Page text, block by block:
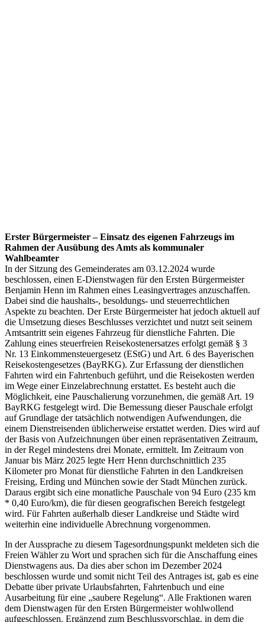
Erster Bürgermeister – Einsatz des eigenen Fahrzeugs im
Rahmen der Ausübung des Amts als kommunaler
Wahlbeamter
In der Sitzung des Gemeinderates am 03.12.2024 wurde
beschlossen, einen E-Dienstwagen für den Ersten Bürgermeister
Benjamin Henn im Rahmen eines Leasingvertrages anzuschaffen.
Dabei sind die haushalts-, besoldungs- und steuerrechtlichen
Aspekte zu beachten. Der Erste Bürgermeister hat jedoch aktuell auf
die Umsetzung dieses Beschlusses verzichtet und nutzt seit seinem
Amtsantritt sein eigenes Fahrzeug für dienstliche Fahrten. Die
Zahlung eines steuerfreien Reisekostenersatzes erfolgt gemäß § 3
Nr. 13 Einkommensteuergesetz (EStG) und Art. 6 des Bayerischen
Reisekostengesetzes (BayRKG). Zur Erfassung der dienstlichen
Fahrten wird ein Fahrtenbuch geführt, und die Reisekosten werden
im Wege einer Einzelabrechnung erstattet. Es besteht auch die
Möglichkeit, eine Pauschalierung vorzunehmen, die gemäß Art. 19
BayRKG festgelegt wird. Die Bemessung dieser Pauschale erfolgt
auf Grundlage der tatsächlich notwendigen Aufwendungen, die
einem Dienstreisenden üblicherweise erstattet werden. Dies wird auf
der Basis von Aufzeichnungen über einen repräsentativen Zeitraum,
in der Regel mindestens drei Monate, ermittelt. Im Zeitraum von
Januar bis März 2025 legte Herr Henn durchschnittlich 235
Kilometer pro Monat für dienstliche Fahrten in den Landkreisen
Freising, Erding und München sowie der Stadt München zurück.
Daraus ergibt sich eine monatliche Pauschale von 94 Euro (235 km
* 0,40 Euro/km), die für diesen geografischen Bereich festgelegt
wird. Für Fahrten außerhalb dieser Landkreise und Städte wird
weiterhin eine individuelle Abrechnung vorgenommen.
In der Aussprache zu diesem Tagesordnungspunkt meldeten sich die
Freien Wähler zu Wort und sprachen sich für die Anschaffung eines
Dienstwagens aus. Da dies aber schon im Dezember 2024
beschlossen wurde und somit nicht Teil des Antrages ist, gab es eine
Debatte über private Urlaubsfahrten, Fahrtenbuch und eine
Ausarbeitung für eine „saubere Regelung“. Alle Fraktionen waren
dem Dienstwagen für den Ersten Bürgermeister wohlwollend
aufgeschlossen. Ergänzend zum Beschlussvorschlag, in dem die